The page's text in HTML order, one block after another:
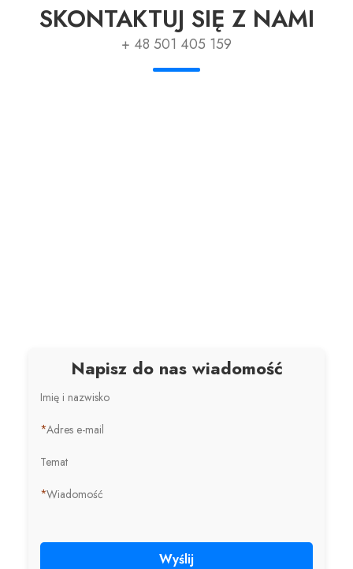
SKONTAKTUJ SIĘ Z NAMI
+ 48 501 405 159
Napisz do nas wiadomość
Imię i nazwisko
*Adres e-mail
Temat
*Wiadomość
Wyślij